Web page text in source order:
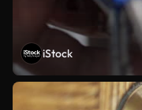
iStock